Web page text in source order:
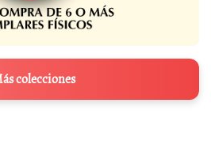
colecciones